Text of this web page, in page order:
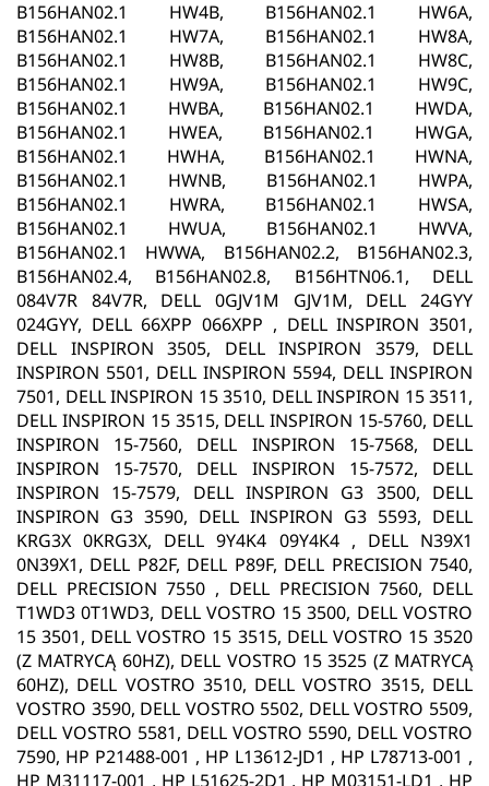
B156HAN02.1 HW4B, B156HAN02.1 HW6A,
B156HAN02.1 HW7A, B156HAN02.1 HW8A,
B156HAN02.1 HW8B, B156HAN02.1 HW8C,
B156HAN02.1 HW9A, B156HAN02.1 HW9C,
B156HAN02.1 HWBA, B156HAN02.1 HWDA,
B156HAN02.1 HWEA, B156HAN02.1 HWGA,
B156HAN02.1 HWHA, B156HAN02.1 HWNA,
B156HAN02.1 HWNB, B156HAN02.1 HWPA,
B156HAN02.1 HWRA, B156HAN02.1 HWSA,
B156HAN02.1 HWUA, B156HAN02.1 HWVA,
B156HAN02.1 HWWA, B156HAN02.2, B156HAN02.3,
B156HAN02.4, B156HAN02.8, B156HTN06.1, DELL
084V7R 84V7R, DELL 0GJV1M GJV1M, DELL 24GYY
024GYY, DELL 66XPP 066XPP , DELL INSPIRON 3501,
DELL INSPIRON 3505, DELL INSPIRON 3579, DELL
INSPIRON 5501, DELL INSPIRON 5594, DELL INSPIRON
7501, DELL INSPIRON 15 3510, DELL INSPIRON 15 3511,
DELL INSPIRON 15 3515, DELL INSPIRON 15-5760, DELL
INSPIRON 15-7560, DELL INSPIRON 15-7568, DELL
INSPIRON 15-7570, DELL INSPIRON 15-7572, DELL
INSPIRON 15-7579, DELL INSPIRON G3 3500, DELL
INSPIRON G3 3590, DELL INSPIRON G3 5593, DELL
KRG3X 0KRG3X, DELL 9Y4K4 09Y4K4 , DELL N39X1
0N39X1, DELL P82F, DELL P89F, DELL PRECISION 7540,
DELL PRECISION 7550 , DELL PRECISION 7560, DELL
T1WD3 0T1WD3, DELL VOSTRO 15 3500, DELL VOSTRO
15 3501, DELL VOSTRO 15 3515, DELL VOSTRO 15 3520
(Z MATRYCĄ 60HZ), DELL VOSTRO 15 3525 (Z MATRYCĄ
60HZ), DELL VOSTRO 3510, DELL VOSTRO 3515, DELL
VOSTRO 3590, DELL VOSTRO 5502, DELL VOSTRO 5509,
DELL VOSTRO 5581, DELL VOSTRO 5590, DELL VOSTRO
7590, HP P21488-001 , HP L13612-JD1 , HP L78713-001 ,
HP M31117-001 , HP L51625-2D1 , HP M03151-LD1 , HP